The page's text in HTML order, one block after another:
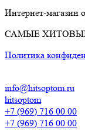
Интернет-магазин
САМЫЕ
Политика
info@hitsoptom.ru
hitsoptom
+7 (969) 716 00 00
+7 (969) 716 00 00